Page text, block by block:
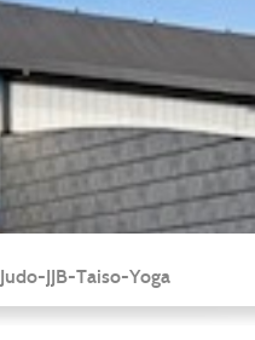
Judo-JJB-Taiso-Yoga